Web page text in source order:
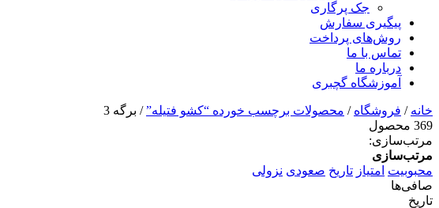
جک پرگاری
پیگیری سفارش
روش‌های پرداخت
تماس با ما
درباره ما
آموزشگاه گچبری
خانه / فروشگاه / محصولات برچسب خورده “کشو فتیله”/ برگه 3
369 محصول
مرتب‌سازی:
مرتب‌سازی
محبوبیت امتیاز تاریخ صعودی نزولی
صافی‌ها
تاریخ